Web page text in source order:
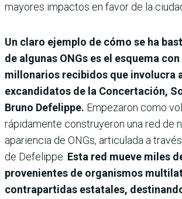
mayores impactos en favor de la
Un claro ejemplo de cómo se ha
de algunas ONGs es el esquema
millonarios recibidos que involucra
excandidatos de la Concertación,
Bruno Defelippe. Empezaron como
rápidamente construyeron una red de
apariencia de ONGs, articulada a
de Defelippe. Esta red mueve miles
provenientes de organismos
contrapartidas estatales,